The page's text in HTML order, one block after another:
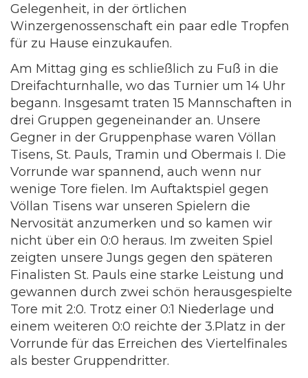
Gelegenheit, in der örtlichen
Winzergenossenschaft ein paar edle Tropfen
für zu Hause einzukaufen.
Am Mittag ging es schließlich zu Fuß in die
Dreifachturnhalle, wo das Turnier um 14 Uhr
begann. Insgesamt traten 15 Mannschaften in
drei Gruppen gegeneinander an. Unsere
Gegner in der Gruppenphase waren Völlan
Tisens, St. Pauls, Tramin und Obermais I. Die
Vorrunde war spannend, auch wenn nur
wenige Tore fielen. Im Auftaktspiel gegen
Völlan Tisens war unseren Spielern die
Nervosität anzumerken und so kamen wir
nicht über ein 0:0 heraus. Im zweiten Spiel
zeigten unsere Jungs gegen den späteren
Finalisten St. Pauls eine starke Leistung und
gewannen durch zwei schön herausgespielte
Tore mit 2:0. Trotz einer 0:1 Niederlage und
einem weiteren 0:0 reichte der 3.Platz in der
Vorrunde für das Erreichen des Viertelfinales
als bester Gruppendritter.